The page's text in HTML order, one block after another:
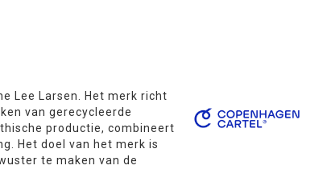
Lee Larsen. Het merk richt
van gerecycleerde
productie, combineert
Het doel van het merk is
te maken van de